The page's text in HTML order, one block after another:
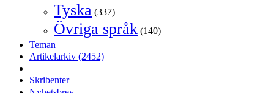
Tyska (337)
Övriga språk (140)
Teman
Artikelarkiv (2452)
Skribenter